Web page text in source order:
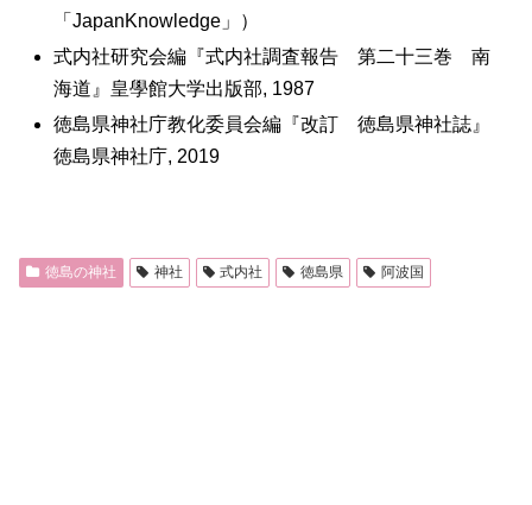
「JapanKnowledge」）
式内社研究会編『式内社調査報告 第二十三巻 南
海道』皇學館大学出版部, 1987
徳島県神社庁教化委員会編『改訂 徳島県神社誌』
徳島県神社庁, 2019
徳島の神社 神社 式内社 徳島県 阿波国